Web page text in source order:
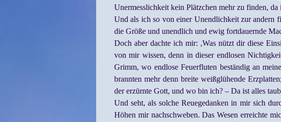
Unermesslichkeit kein Plätzchen mehr zu finden,
Und als ich so von einer Unendlichkeit zur
die Größe und unendlich und ewig fortdauernde
Doch aber dachte ich mir: ,Was nützt dir diese
von mir wissen, denn in dieser endlosen
Grimm, wo endlose Feuerfluten beständig an
brannten mehr denn breite weißglühende
der erzürnte Gott, und wo bin ich? – Da ist alles
Und seht, als solche Reuegedanken in mir sich
Höhen mir nachschweben. Das Wesen erreichte